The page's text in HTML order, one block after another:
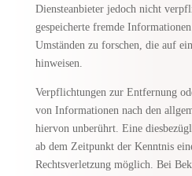
Diensteanbieter jedoch nicht
gespeicherte fremde
Umständen zu forschen, die auf
hinweisen.
Verpflichtungen zur Entfernung
von Informationen nach den
hiervon unberührt. Eine
ab dem Zeitpunkt der Kenntnis
Rechtsverletzung möglich. Bei